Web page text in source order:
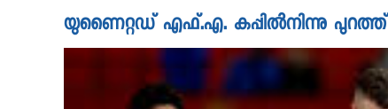
യുണൈറ്റഡ്‌ എഫ്‌.എ. കപ്പില്‍നിന്നു പുറത്ത്‌